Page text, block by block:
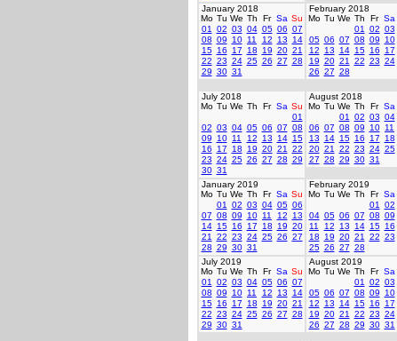
January 2018
Mo Tu We Th Fr Sa Su
01
02 03 04 05 06 07
08 09 10 11 12 13
14
15 16 17 18 19 20 21
22 23 24 25 26 27 28
29 30 31
February 2018
Mo Tu We Th Fr Sa
01
02 03
05 06 07 08 09 10
12
13 14 15 16 17
19 20 21 22 23 24
26 27 28
July 2018
Mo Tu We Th Fr Sa Su
01
02 03 04 05 06 07 08
09
10 11 12 13 14 15
16
17 18 19 20 21
22
23 24 25 26 27 28 29
30 31
August 2018
Mo Tu We Th Fr Sa
01
02 03 04
06 07 08 09 10 11
13
14 15 16 17 18
20 21 22 23 24 25
27 28 29 30 31
January 2019
Mo Tu We Th Fr Sa Su
01
02 03 04 05 06
07 08 09 10 11 12
13
14 15 16 17 18 19 20
21
22 23 24 25 26 27
28 29 30 31
February 2019
Mo Tu We Th Fr Sa
01
02
04 05 06 07 08 09
11
12 13 14 15 16
18
19 20 21 22 23
25 26 27 28
July 2019
Mo Tu We Th Fr Sa Su
01
02 03 04 05 06 07
08 09 10 11 12 13
14
15 16 17 18 19 20 21
22 23 24 25 26 27 28
29 30 31
August 2019
Mo Tu We Th Fr Sa
01
02 03
05 06 07 08 09 10
12
13 14 15 16 17
19 20 21 22 23 24
26 27 28 29 30 31